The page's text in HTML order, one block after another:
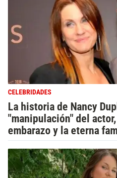
CELEBRIDADES
La historia de Nancy
"manipulación" del
embarazo y la eterna